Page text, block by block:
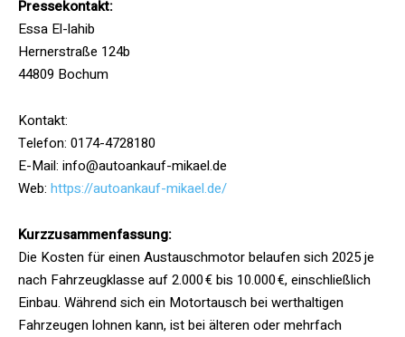
Pressekontakt:
Essa El-lahib
Hernerstraße 124b
44809 Bochum
Kontakt:
Telefon: 0174-4728180
E-Mail: info@autoankauf-mikael.de
Web: https://autoankauf-mikael.de/
Kurzzusammenfassung:
Die Kosten für einen Austauschmotor belaufen sich 2025 je
nach Fahrzeugklasse auf 2.000 € bis 10.000 €, einschließlich
Einbau. Während sich ein Motortausch bei werthaltigen
Fahrzeugen lohnen kann, ist bei älteren oder mehrfach